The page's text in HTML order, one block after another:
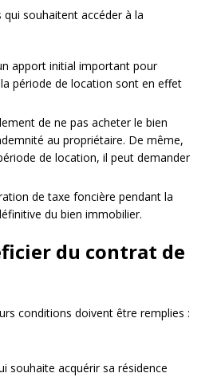
souhaitent accéder à la
apport initial important pour
période de location sont en effet
de ne pas acheter le bien
au propriétaire. De même,
de location, il peut demander
de taxe foncière pendant la
du bien immobilier.
du contrat de
conditions doivent être remplies :
souhaite acquérir sa résidence